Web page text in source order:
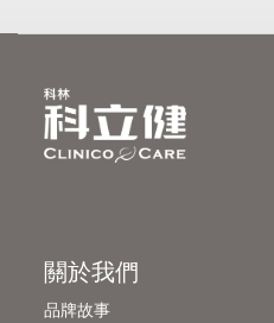
關於我們
品牌故事